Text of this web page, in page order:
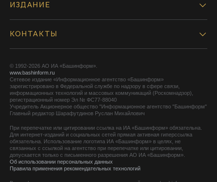
ИЗДАНИЕ
КОНТАКТЫ
© 1992-2026 АО ИА «Башинформ».
www.bashinform.ru
Сетевое издание «Информационное агентство «Башинформ»
зарегистрировано в Федеральной службе по надзору в сфере связи,
информационных технологий и массовых коммуникаций (Роскомнадзор),
регистрационный номер Эл № ФС77-88040
Учредитель Акционерное общество "Информационное агентство "Башинформ"
Главный редактор Шарафутдинов Руслан Михайлович
При перепечатке или цитировании ссылка на ИА «Башинформ» обязательна.
Для интернет-изданий и социальных сетей прямая активная гиперссылка
обязательна. Использование логотипа ИА «Башинформ» в целях, не
связанных с ссылкой на агентство при перепечатке или цитировании,
допускается только с письменного разрешения АО ИА «Башинформ».
Об использовании персональных данных
Правила применения рекомендательных технологий